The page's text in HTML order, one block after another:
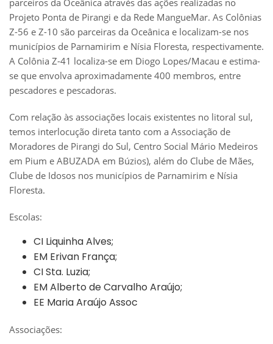
parceiros da Oceânica através das ações realizadas no
Projeto Ponta de Pirangi e da Rede MangueMar. As Colônias
Z-56 e Z-10 são parceiras da Oceânica e localizam-se nos
municípios de Parnamirim e Nísia Floresta, respectivamente.
A Colônia Z-41 localiza-se em Diogo Lopes/Macau e estima-
se que envolva aproximadamente 400 membros, entre
pescadores e pescadoras.
Com relação às associações locais existentes no litoral sul,
temos interlocução direta tanto com a Associação de
Moradores de Pirangi do Sul, Centro Social Mário Medeiros
em Pium e ABUZADA em Búzios), além do Clube de Mães,
Clube de Idosos nos municípios de Parnamirim e Nísia
Floresta.
Escolas:
CI Liquinha Alves;
EM Erivan França;
CI Sta. Luzia;
EM Alberto de Carvalho Araújo;
EE Maria Araújo Assoc
Associações: